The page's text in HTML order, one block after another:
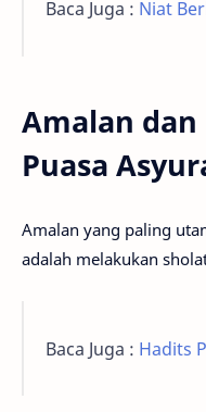
Baca Juga : Niat
Amalan
Puasa
Amalan yang paling
adalah melakukan
Baca Juga : Hadits